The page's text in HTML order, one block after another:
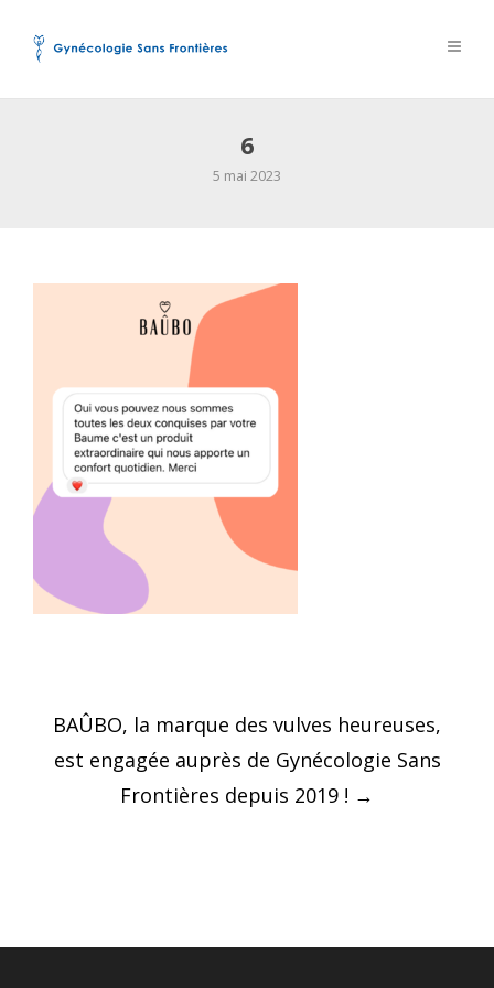
6
5 mai 2023
Post
navigation
BAÛBO, la marque des vulves heureuses,
est engagée auprès de Gynécologie Sans
Frontières depuis 2019 ! →